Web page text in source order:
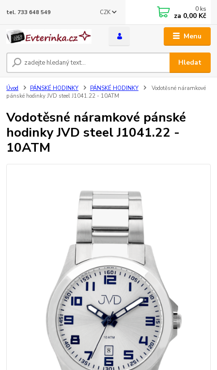
Menu
CZK
Hledat
tel. 733 648 549 0 ks
za 0,00 Kč
Úvod PÁNSKÉ HODINKY PÁNSKÉ HODINKY
Vodotěsné náramkové
pánské hodinky JVD steel J1041.22 - 10ATM
Vodotěsné náramkové pánské
hodinky JVD steel J1041.22 -
10ATM